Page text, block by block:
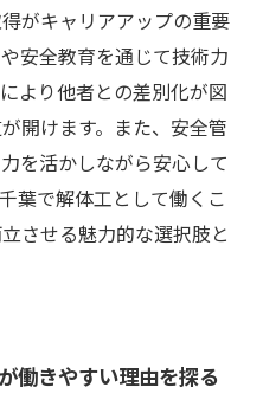
がキャリアアップの重要
安全教育を通じて技術力
より他者との差別化が図
開けます。また、安全管
を活かしながら安心して
葉で解体工として働くこ
させる魅力的な選択肢と
働きやすい理由を探る